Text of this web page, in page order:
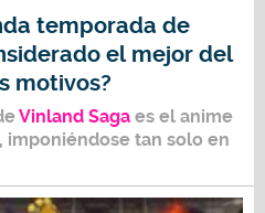
temporada de
el mejor del
motivos?
Vinland Saga es el anime
imponiéndose tan solo en